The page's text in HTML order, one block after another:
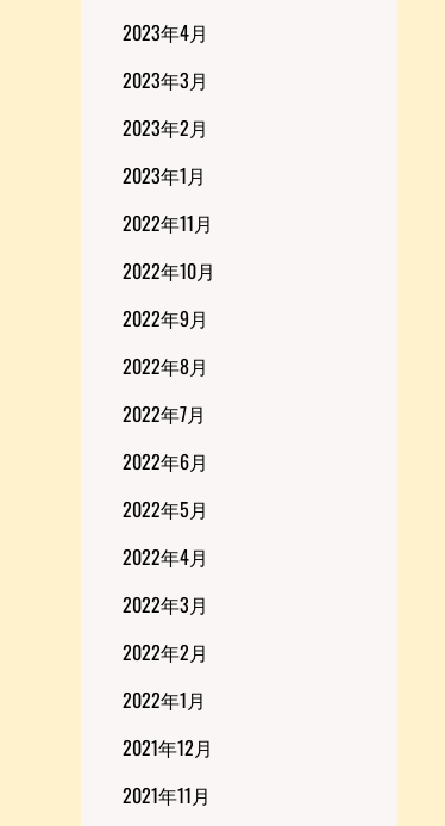
2023年4月
2023年3月
2023年2月
2023年1月
2022年11月
2022年10月
2022年9月
2022年8月
2022年7月
2022年6月
2022年5月
2022年4月
2022年3月
2022年2月
2022年1月
2021年12月
2021年11月